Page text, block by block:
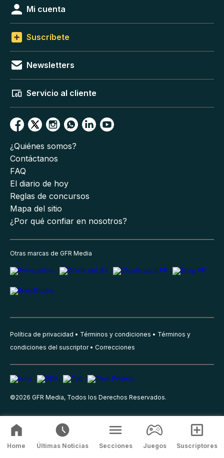
Mi cuenta
Suscríbete
Newsletters
Servicio al cliente
¿Quiénes somos?
Contáctanos
FAQ
El diario de hoy
Reglas de concursos
Mapa del sitio
¿Por qué confiar en nosotros?
Otras marcas de GFR Media
Política de privacidad Términos y condiciones
Términos y
condiciones del suscriptor
Correcciones
©2026 GFR Media, Todos los Derechos Reservados.
Home Últimas Noticias Secciones Juegos Suscriptores